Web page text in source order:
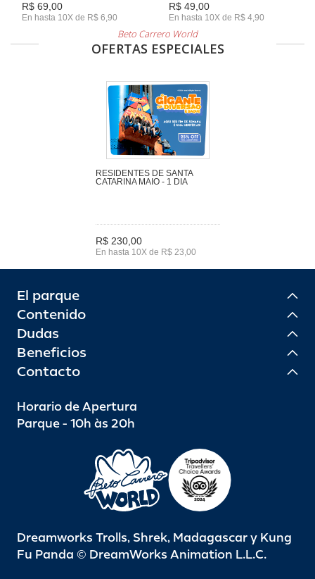
R$ 69,00
En hasta 10X de R$ 6,90
R$ 49,00
En hasta 10X de R$ 4,90
Beto Carrero World
OFERTAS ESPECIALES
RESIDENTES DE SANTA
CATARINA MAIO - 1 DIA
R$ 230,00
En hasta 10X de R$ 23,00
El parque
Contenido
Dudas
Beneficios
Contacto
Horario de Apertura
Parque - 10h às 20h
Dreamworks Trolls, Shrek, Madagascar y Kung
Fu Panda © DreamWorks Animation L.L.C.